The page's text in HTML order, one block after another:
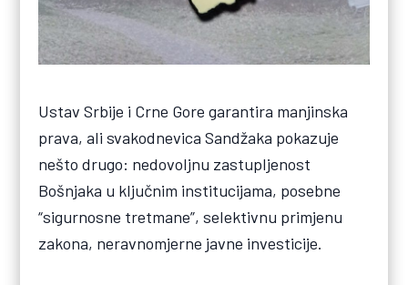
Ustav Srbije i Crne Gore garantira manjinska
prava, ali svakodnevica Sandžaka pokazuje
nešto drugo: nedovoljnu zastupljenost
Bošnjaka u ključnim institucijama, posebne
“sigurnosne tretmane”, selektivnu primjenu
zakona, neravnomjerne javne investicije.